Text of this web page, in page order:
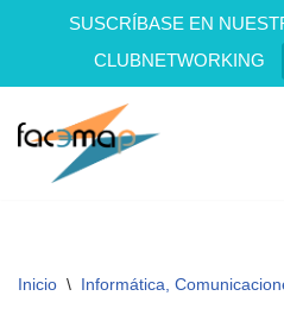
SUSCRÍBASE EN
CLUBNETWORKING
Saltar
Inicio \ Informática,